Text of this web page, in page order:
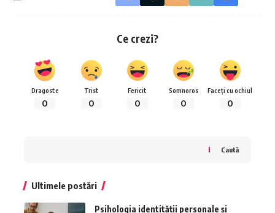
Ce crezi?
Dragoste
0
Trist
0
Fericit
0
Somnoros
0
Faceți cu ochiul
0
Caută
Ultimele postări
Psihologia identității personale și